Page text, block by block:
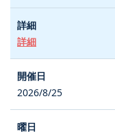
詳細
2026/8/25